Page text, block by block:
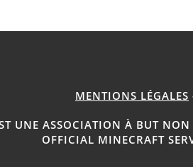
MENTIONS LÉGALES
UNE ASSOCIATION À BUT
OFFICIAL MINECRAFT